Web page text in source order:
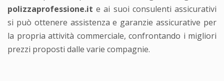
polizzaprofessione.it e ai suoi consulenti assicurativi
si può ottenere assistenza e garanzie assicurative per
la propria attività commerciale, confrontando i migliori
prezzi proposti dalle varie compagnie.